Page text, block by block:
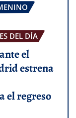
DEL DÍA
el
estrena
el regreso